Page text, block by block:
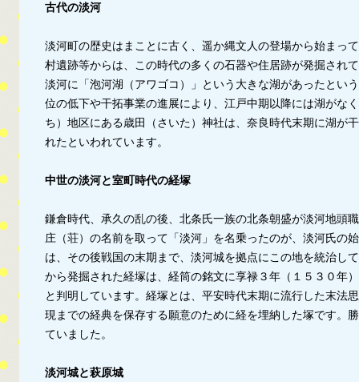
古代の淡河
淡河町の歴史はまことに古く、遥か縄文人の登場から始まっ
村遺跡等からは、この時代の多くの石器や住居跡が発掘され
淡河に「泡河湖（アワゴコ）」という大きな湖があったとい
位の低下や干拓事業の進展により、江戸中期以降には湖がな
ち）地区にある歳田（さいた）神社は、奈良時代末期に湖が
れたといわれています。
中世の淡河と室町時代の経塚
鎌倉時代、承久の乱の後、北条氏一族の北条朝盛が淡河地頭
庄（荘）の名前を取って「淡河」を名乗ったのが、淡河氏の
は、その後戦国の末期まで、淡河城を拠点にこの地を統治し
から発掘された経塚は、経筒の銘文に享禄３年（１５３０年
と判明しています。経塚とは、平安時代末期に流行した末法
現までの経典を保存する願意のために経を埋納した塚です。
ていました。
淡河城と萩原城